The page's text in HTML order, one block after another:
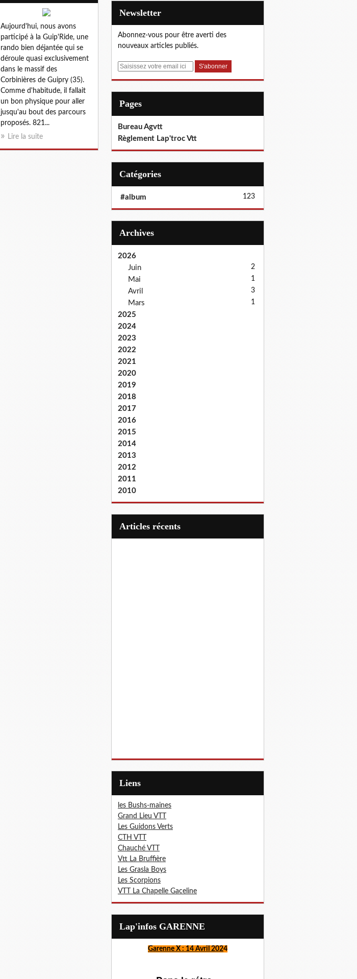
Aujourd'hui, nous avons
participé à la Guip'Ride, une
rando bien déjantée qui se
déroule quasi exclusivement
dans le massif des
Corbinières de Guipry (35).
Comme d'habitude, il fallait
un bon physique pour aller
jusqu'au bout des parcours
proposés. 821...
Lire la suite
Newsletter
Abonnez-vous pour être averti des
nouveaux articles publiés.
E
Pages
Bureau Agvtt
Règlement Lap'troc Vtt
Catégories
#album 123
Archives
2026
Juin
2
Mai 1
Avril 3
Mars 1
2025
2024
2023
2022
2021
2020
2019
2018
2017
2016
2015
2014
2013
2012
2011
2010
articles récents
Liens
les Bushs-maines
Grand Lieu VTT
Les Guidons Verts
CTH VTT
Chauché VTT
Vtt La Bruffière
Les Grasla Boys
Les Scorpions
VTT La Chapelle Gaceline
Lap'infos GARENNE
Garenne X : 14 Avril 2024